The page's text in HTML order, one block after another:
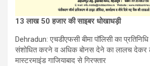
13 लाख 50 हजार की साइबर धोखाधड़ी
Dehradun: एचडीएफसी बीमा पॉलिसी का
संशोधित करने व अधिक बोनस देने का लालच देकर
मास्टरमाइंड गाजियाबाद से गिरफ्तार